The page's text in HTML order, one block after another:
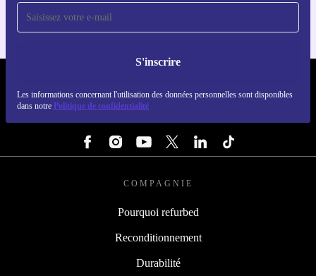
S'inscrire
Les informations concernant l'utilisation des données personnelles sont disponibles
dans notre Politique de confidentialité
COMPAGNIE
Pourquoi refurbed
Reconditionnement
Durabilité